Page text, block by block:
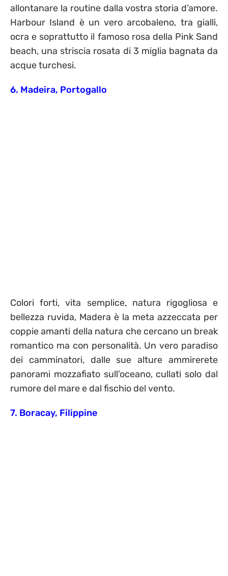
allontanare la routine dalla vostra storia d’amore.
Harbour Island è un vero arcobaleno, tra gialli,
ocra e soprattutto il famoso rosa della Pink Sand
beach, una striscia rosata di 3 miglia bagnata da
acque turchesi.
6. Madeira, Portogallo
Colori forti, vita semplice, natura rigogliosa e
bellezza ruvida, Madera è la meta azzeccata per
coppie amanti della natura che cercano un break
romantico ma con personalità. Un vero paradiso
dei camminatori, dalle sue alture ammirerete
panorami mozzafiato sull’oceano, cullati solo dal
rumore del mare e dal fischio del vento.
7. Boracay, Filippine